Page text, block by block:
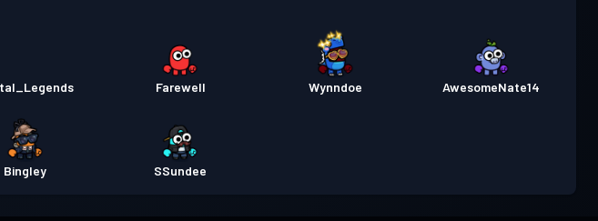
Farewell Wynndoe AwesomeNate14
Bingley SSundee